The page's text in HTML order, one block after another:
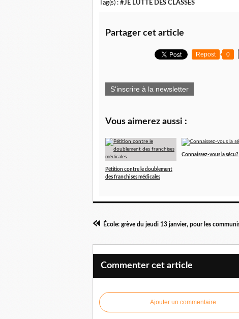
Tag(s) : #JE LUTTE DES CLASSES
Partager cet article
Repost 0
S'inscrire à la newsletter
Vous aimerez aussi :
Pétition contre le doublement
des franchises médicales
Connaissez-vous la sécu?
Commenter cet article
Ajouter un commentaire